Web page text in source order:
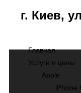
г. Киев,
Главная
Услуги и цены
Apple
iPhone